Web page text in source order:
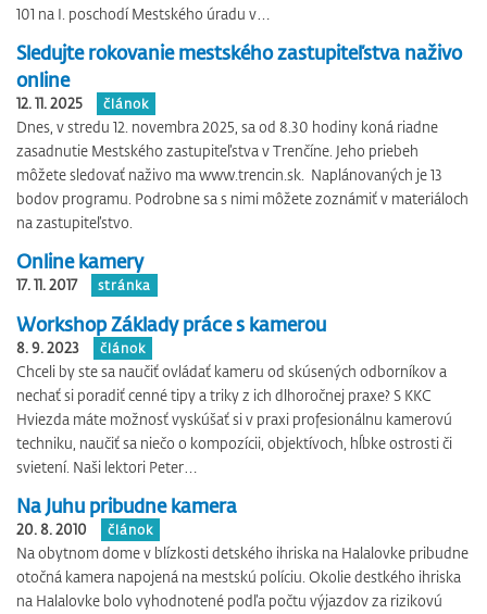
101 na I. poschodí Mestského úradu v…
Sledujte rokovanie mestského zastupiteľstva naživo
online
12. 11. 2025 článok
Dnes, v stredu 12. novembra 2025, sa od 8.30 hodiny koná riadne
zasadnutie Mestského zastupiteľstva v Trenčíne. Jeho priebeh
môžete sledovať naživo ma www.trencin.sk. Naplánovaných je 13
bodov programu. Podrobne sa s nimi môžete zoznámiť v materiáloch
na zastupiteľstvo.
Online kamery
17. 11. 2017 stránka
Workshop Základy práce s kamerou
8. 9. 2023 článok
Chceli by ste sa naučiť ovládať kameru od skúsených odborníkov a
nechať si poradiť cenné tipy a triky z ich dlhoročnej praxe? S KKC
Hviezda máte možnosť vyskúšať si v praxi profesionálnu kamerovú
techniku, naučiť sa niečo o kompozícii, objektívoch, hĺbke ostrosti či
svietení. Naši lektori Peter…
Na Juhu pribudne kamera
20. 8. 2010 článok
Na obytnom dome v blízkosti detského ihriska na Halalovke pribudne
otočná kamera napojená na mestskú políciu. Okolie destkého ihriska
na Halalovke bolo vyhodnotené podľa počtu výjazdov za rizikovú